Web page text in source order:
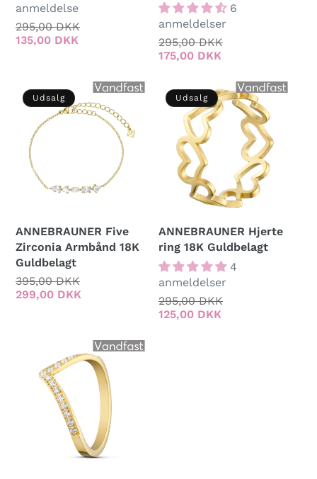
anmeldelse
Normalpris
295,00 DKK
135,00 DKK
6
anmeldelser
Normalpris
295,00 DKK
175,00 DKK
Udsalg
ANNEBRAUNER Five
Zirconia Armbånd 18K
Guldbelagt
Normalpris
395,00 DKK
299,00 DKK
Udsalg
ANNEBRAUNER Hjerte
ring 18K Guldbelagt
4
anmeldelser
Normalpris
295,00 DKK
125,00 DKK